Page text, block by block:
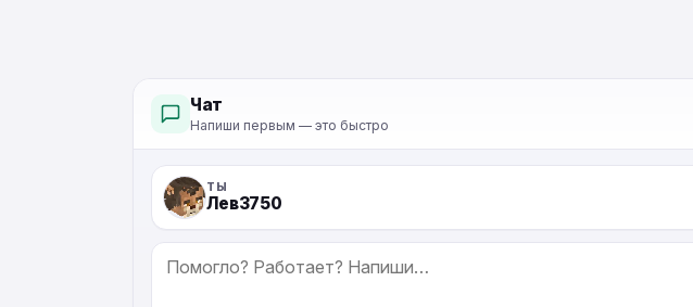
Чат
Напиши первым — это быстро
ТЫ
Лев3750
СООБЩЕНИЕ